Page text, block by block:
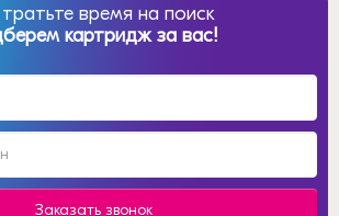
время на поиск
картридж за вас!
Заказать звонок